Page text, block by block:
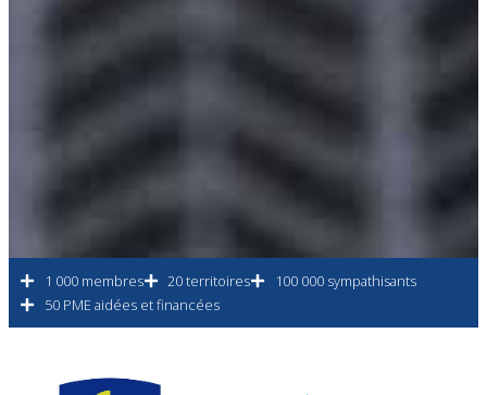
1 000 membres 20 territoires
100 000 sympathisants
50 PME aidées et financées